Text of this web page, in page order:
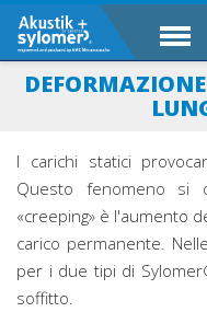
I carichi statici
Questo fenomeno si
«creeping» è l'aumento
carico permanente.
per i due tipi di
soffitto.